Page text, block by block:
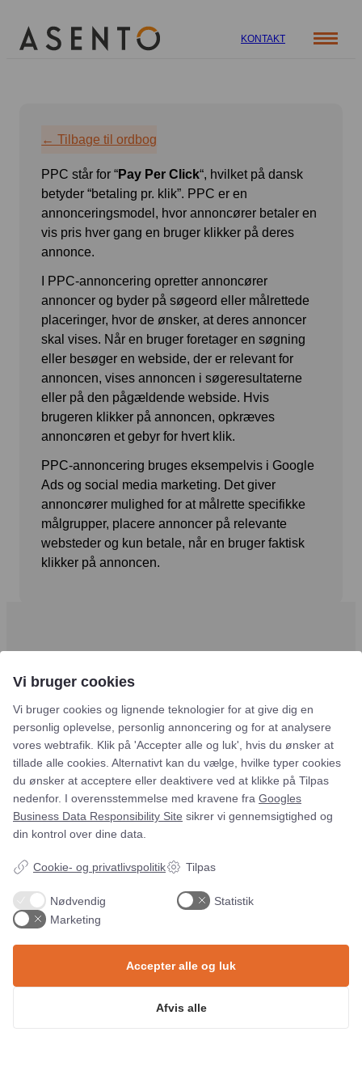
KONTAKT
ORGANIC SEARCH
SEO
GEO
Programmatic SEO
PAID SOCIAL
Meta annoncering
Snapchat annoncering
LinkedIn annoncering
Pinterest annoncering
TikTok annoncering
PAID SEARCH
Google Ads
E-MAIL MARKETING
Kampagnemails
Leadgenerering
E-mail automation
TRACKING
Server-Side Tracking
Viden
Blog
Webinar
Whitepapers
Mød teamet
Karriere
Nyhedsbrev
← Tilbage til ordbog
PPC står for “Pay Per Click“, hvilket på dansk
betyder “betaling pr. klik”. PPC er en
annonceringsmodel, hvor annoncører betaler en
vis pris hver gang en bruger klikker på deres
annonce.
I PPC-annoncering opretter annoncører
annoncer og byder på søgeord eller målrettede
placeringer, hvor de ønsker, at deres annoncer
skal vises. Når en bruger foretager en søgning
eller besøger en webside, der er relevant for
annoncen, vises annoncen i søgeresultaterne
eller på den pågældende webside. Hvis
brugeren klikker på annoncen, opkræves
annoncøren et gebyr for hvert klik.
PPC-annoncering bruges eksempelvis i Google
Ads og social media marketing. Det giver
annoncører mulighed for at målrette specifikke
målgrupper, placere annoncer på relevante
websteder og kun betale, når en bruger faktisk
klikker på annoncen.
71 99 26 04
kontakt@asento.dk
SPECIALER
Paid Social
Paid Search
Tracking
VIDEN
Blog
FIND OS
Vi bruger cookies
Vi bruger cookies og lignende teknologier for at give dig en
personlig oplevelse, personlig annoncering og for at analysere
vores webtrafik. Klik på 'Accepter alle og luk', hvis du ønsker at
tillade alle cookies. Alternativt kan du vælge, hvilke typer cookies
du ønsker at acceptere eller deaktivere ved at klikke på Tilpas
nedenfor. I overensstemmelse med kravene fra Googles
Business Data Responsibility Site sikrer vi gennemsigtighed og
din kontrol over dine data.
Cookie- og privatlivspolitik Tilpas
Nødvendig
Statistik
Marketing
Afvis alle
Accepter alle og luk